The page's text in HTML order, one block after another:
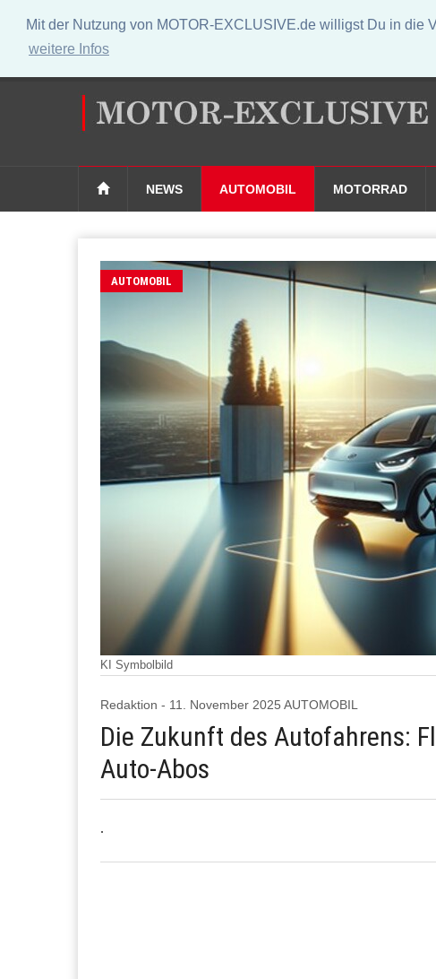
Mit der Nutzung von MOTOR-EXCLUSIVE.de willigst Du in
weitere Infos
NEWS AUTOMOBIL MOTORRAD
KI Symbolbild
AUTOMOBIL
Redaktion - 11. November 2025 AUTOMOBIL
Die Zukunft des Autofahrens:
Auto-Abos
.